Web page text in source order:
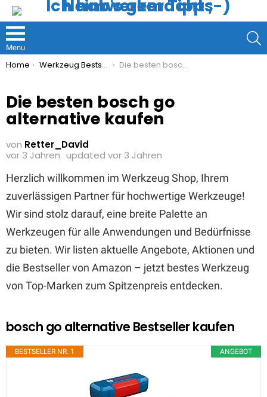
Menu
You are here:
Home Werkzeug Bestseller Die besten bosch go alternative kaufen
Die besten bosch go
alternative kaufen
von Retter_David
vor 3 Jahren updated vor 3 Jahren
Herzlich willkommen im Werkzeug Shop, Ihrem
zuverlässigen Partner für hochwertige Werkzeuge!
Wir sind stolz darauf, eine breite Palette an
Werkzeugen für alle Anwendungen und Bedürfnisse
zu bieten. Wir listen aktuelle Angebote, Aktionen und
die Bestseller von Amazon – jetzt bestes Werkzeug
von Top-Marken zum Spitzenpreis entdecken.
bosch go alternative Bestseller kaufen
ANGEBOT
BESTSELLER NR. 1